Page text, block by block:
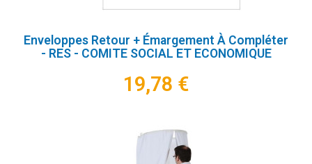
Enveloppes Retour + Émargement À Compléter
- RES - COMITE SOCIAL ET ECONOMIQUE
19,78 €